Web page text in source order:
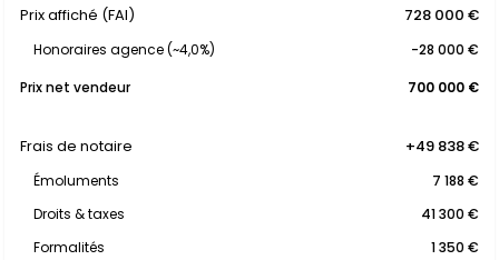
Prix affiché (FAI) 728 000 €
Honoraires agence (~4,0%)
-28 000 €
Prix net vendeur
700 000 €
Frais de notaire +49 838 €
Émoluments
7 188 €
Droits & taxes
41 300 €
Formalités
1 350 €